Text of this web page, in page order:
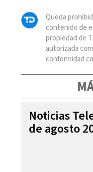
Queda
contenido de
propiedad de
autorizada
conformidad
Noticias
de agosto